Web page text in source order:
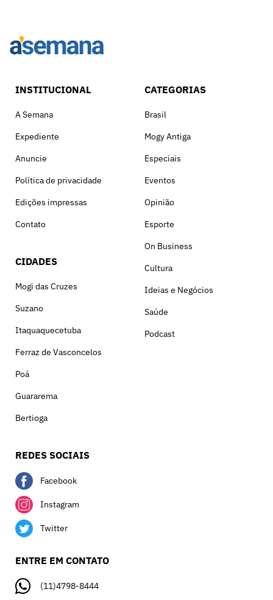
INSTITUCIONAL
A Semana
Expediente
Anuncie
Política de privacidade
Edições impressas
Contato
CIDADES
Mogi das Cruzes
Suzano
Itaquaquecetuba
Ferraz de Vasconcelos
Poá
Guararema
Bertioga
CATEGORIAS
Brasil
Mogy Antiga
Especiais
Eventos
Opinião
Esporte
On Business
Cultura
Ideias e Negócios
Saúde
Podcast
REDES SOCIAIS
Facebook
Instagram
Twitter
ENTRE EM CONTATO
(11)4798-8444